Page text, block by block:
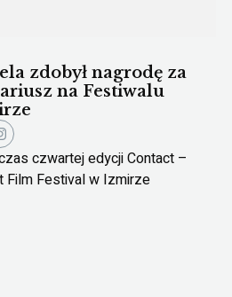
zdobył nagrodę za
na Festiwalu
czwartej edycji Contact –
Film Festival w Izmirze